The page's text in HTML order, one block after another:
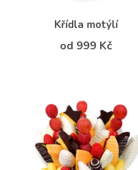
Křídla motýlí
od 999 Kč